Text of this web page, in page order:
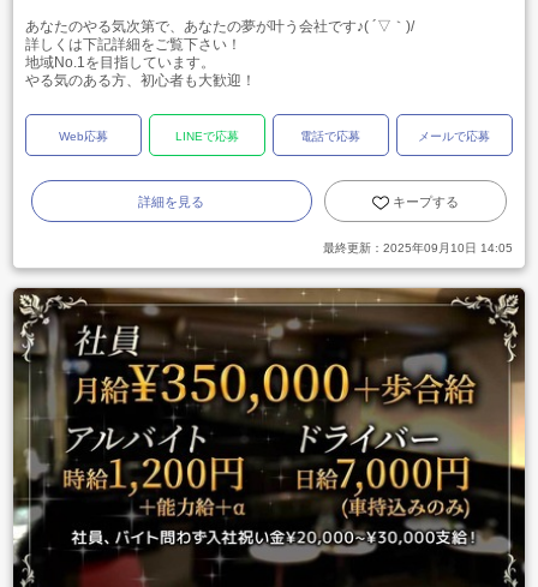
あなたのやる気次第で、あなたの夢が叶う会社です♪( ´▽｀)/
詳しくは下記詳細をご覧下さい！
地域No.1を目指しています。
やる気のある方、初心者も大歓迎！
Web応募 LINEで応募 電話で応募 メールで応募
詳細を見る キープする
最終更新： 2025年09月10日 14:05